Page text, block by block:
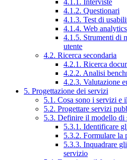
4.1.2. Questionari
4.1.3. Test di
4.1.4. Web analytics
4.1.5. Strumenti di
utente
4.2. Ricerca secondaria
4.2.1. Ricerca
4.2.2. Analisi
4.2.3. Valutazione
5. Progettazione dei servizi
5.1. Cosa sono i servizi e
5.2. Progettare servizi
5.3. Definire il modello di
5.3.1. Identificare
5.3.2. Formulare la
5.3.3. Inquadrare
servizio